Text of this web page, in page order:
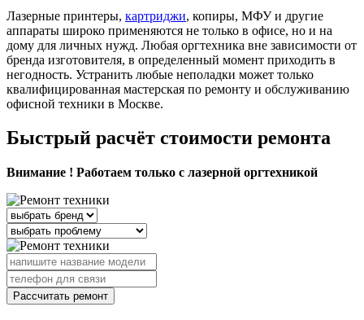
Лазерные принтеры, картриджи, копиры, МФУ и другие
аппараты широко применяются не только в офисе, но и на
дому для личных нужд. Любая оргтехника вне зависимости от
бренда изготовителя, в определенный момент приходить в
негодность. Устранить любые неполадки может только
квалифицированная мастерская по ремонту и обслуживанию
офисной техники в Москве.
Быстрый расчёт стоимости ремонта
Внимание ! Работаем только с лазерной оргтехникой
Рассчитать ремонт